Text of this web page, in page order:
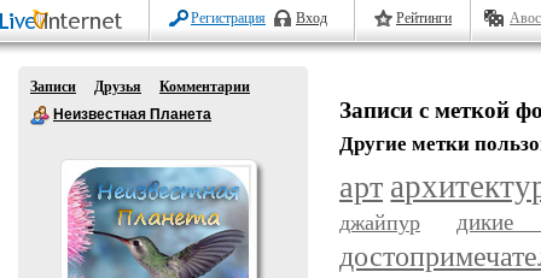
Регистрация Вход Рейтинги
Записи Друзья
Комментарии
Неизвестная Планета
Записи с меткой
Другие метки
арт
джайпур дикие